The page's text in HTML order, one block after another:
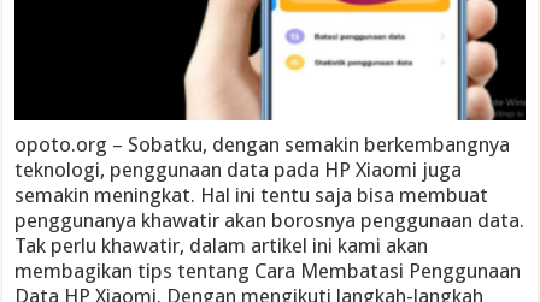
opoto.org – Sobatku, dengan semakin berkembangnya
teknologi, penggunaan data pada HP Xiaomi juga
semakin meningkat. Hal ini tentu saja bisa membuat
penggunanya khawatir akan borosnya penggunaan data.
Tak perlu khawatir, dalam artikel ini kami akan
membagikan tips tentang Cara Membatasi Penggunaan
Data HP Xiaomi. Dengan mengikuti langkah-langkah